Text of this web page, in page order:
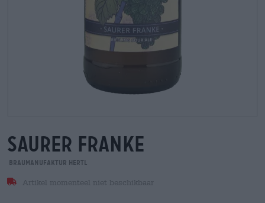
saurer franke
Braumanufaktur Hertl
Artikel momenteel niet beschikbaar